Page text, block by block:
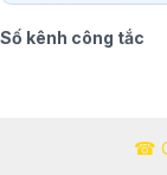
159.000₫
Số kênh công tắc
☎